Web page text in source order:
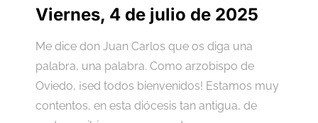
Viernes, 4 de julio de 2025
Me dice don Juan Carlos que os diga una
palabra, una palabra. Como arzobispo de
Oviedo, ¡sed todos bienvenidos! Estamos muy
contentos, en esta diócesis tan antigua, de